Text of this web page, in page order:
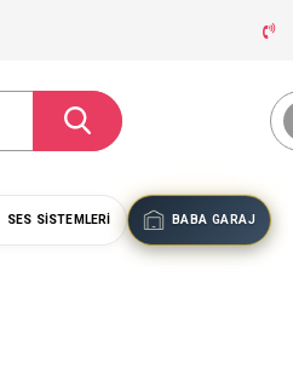
SES SISTEMLERI BABA GARAJ